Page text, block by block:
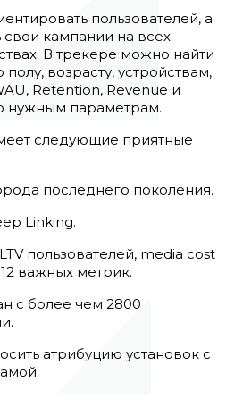
пользователей, а
кампании на всех
В трекере можно найти
возрасту, устройствам,
Retention, Revenue и
нужным параметрам.
следующие приятные
последнего поколения.
Linking.
пользователей, media cost
важных метрик.
с более чем 2800
атрибуцию установок с